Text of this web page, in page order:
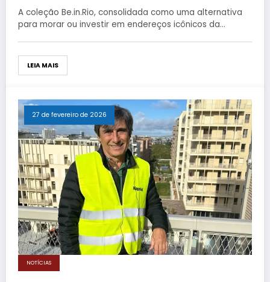
A coleção Be.in.Rio, consolidada como uma alternativa
para morar ou investir em endereços icônicos da…
LEIA MAIS
27 de fevereiro de 2026
NOTÍCIAS